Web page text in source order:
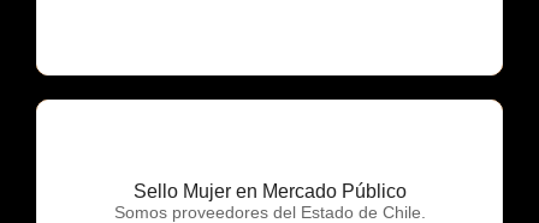
Sello Mujer en Mercado Público
Somos proveedores del Estado de Chile.
OTP Servicios